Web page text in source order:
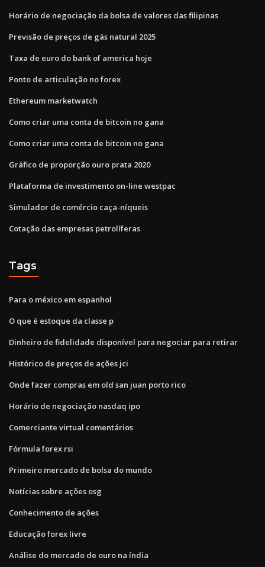
Horário de negociação da bolsa de valores das filipinas
Previsão de preços de gás natural 2025
Taxa de euro do bank of america hoje
Ponto de articulação no forex
Ethereum marketwatch
Como criar uma conta de bitcoin no gana
Como criar uma conta de bitcoin no gana
Gráfico de proporção ouro prata 2020
Plataforma de investimento on-line westpac
Simulador de comércio caça-níqueis
Cotação das empresas petrolíferas
Tags
Para o méxico em espanhol
O que é estoque da classe p
Dinheiro de fidelidade disponível para negociar para retirar
Histórico de preços de ações jci
Onde fazer compras em old san juan porto rico
Horário de negociação nasdaq ipo
Comerciante virtual comentários
Fórmula forex rsi
Primeiro mercado de bolsa do mundo
Notícias sobre ações osg
Conhecimento de ações
Educação forex livre
Análise do mercado de ouro na índia